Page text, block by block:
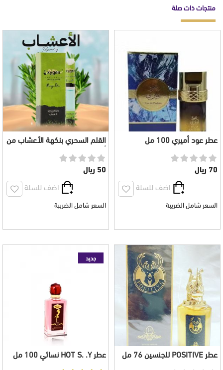
منتجات ذات صلة
عطر عود أميري 100 مل
70 ريال
اضف للسلة
السعر شامل الضريبة
القلم السحري بنكهة الأعشاب من
أوكسجين
50 ريال
اضف للسلة
السعر شامل الضريبة
عطر POSITIVE للجنسين 76 مل
جديد
عطر HOT S. .Y نسائي 100 مل